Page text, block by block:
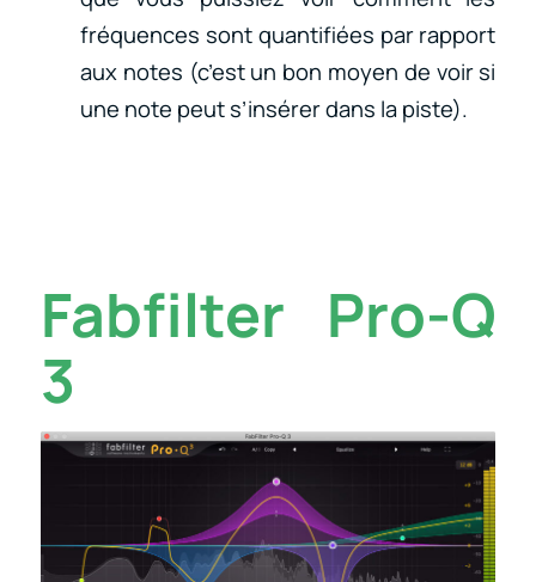
fréquences sont quantifiées par rapport
aux notes (c’est un bon moyen de voir si
une note peut s’insérer dans la piste).
Fabfilter Pro-Q
3